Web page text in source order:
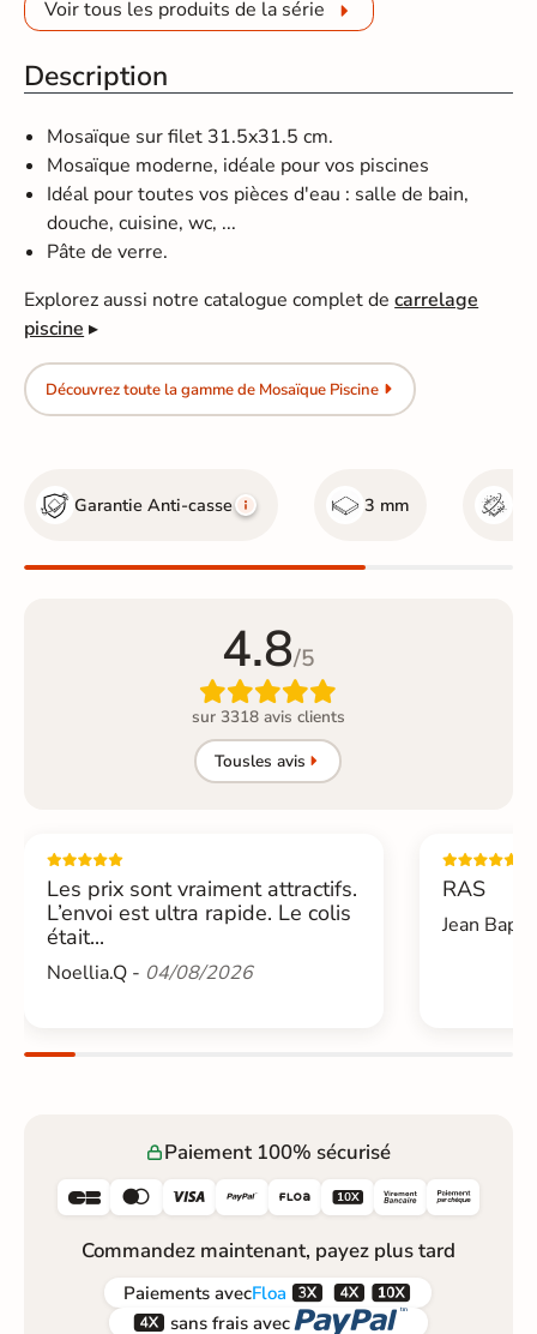
Voir tous les produits de la série
Description
Mosaïque sur filet 31.5x31.5 cm.
Mosaïque moderne, idéale pour vos piscines
Idéal pour toutes vos pièces d'eau : salle de bain,
douche, cuisine, wc, ...
Pâte de verre.
Explorez aussi notre catalogue complet decarrelage
piscine ▸
Découvrez toute la gamme de Mosaïque Piscine
Garantie Anti-casse 3 mm
4.8/5

sur 3318 avis clients
Tousles avis
Les prix sont vraiment attractifs.
L’envoi est ultra rapide. Le colis
était...
Noellia.Q - 04/08/2026
RAS
Jean
Paiement 100% sécurisé
     
Commandez maintenant, payez plus tard
Paiements avecFloa  
 sans frais avec 